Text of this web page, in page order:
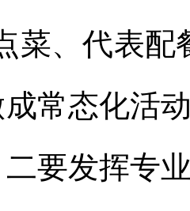
菜、代表配
常态化活
二要发挥专